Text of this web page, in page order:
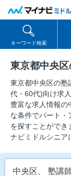
キーワード検索
東京都中央区の塾
代・60代)向け求
豊富な求人情報の
な条件でパート・
を探すことができ
ナビミドルシニア
中央区、 塾講